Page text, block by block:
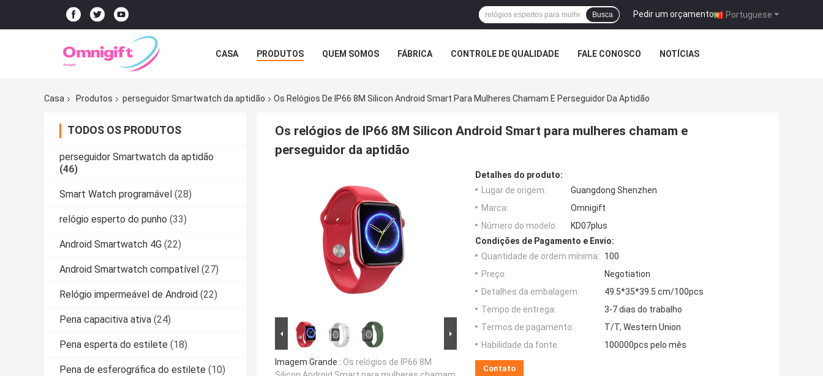
Portuguese
Pedir um orçamento |
Busca
CASA PRODUTOS QUEM SOMOS FÁBRICA CONTROLE DE QUALIDADE FALE CONOSCO NOTÍCIAS
Casa Produtos perseguidor Smartwatch da aptidão Os Relógios De IP66 8M Silicon Android Smart Para Mulheres Chamam E Perseguidor Da Aptidão
TODOS OS PRODUTOS
perseguidor Smartwatch da aptidão
(46)
Smart Watch programável (28)
relógio esperto do punho (33)
Android Smartwatch 4G (22)
Android Smartwatch compatível (27)
Relógio impermeável de Android (22)
Pena capacitiva ativa (24)
Pena esperta do estilete (18)
Pena de esferográfica do estilete (10)
Os relógios de IP66 8M Silicon Android Smart para mulheres chamam e
perseguidor da aptidão
Imagem Grande : Os relógios de IP66 8M
Detalhes do produto:
Lugar de origem:
Guangdong Shenzhen
Marca:
Omnigift
Número do modelo:
KD07plus
Condições de Pagamento e Envio:
Quantidade de ordem mínima:
100
Preço:
Negotiation
Detalhes da embalagem:
49.5*35*39.5 cm/100pcs
Tempo de entrega:
3-7 dias do trabalho
Termos de pagamento:
T/T, Western Union
Habilidade da fonte:
100000pcs pelo mês
Contato